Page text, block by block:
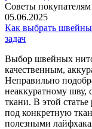
Советы покупателям
05.06.2025
Как выбрать
задач
Выбор швейных
качественным,
Неправильно
неаккуратному шву,
ткани. В этой
под конкретную
полезными